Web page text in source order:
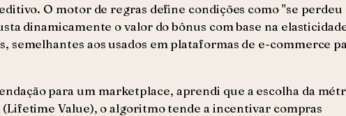
O motor de regras define condições como "se perdeu
dinamicamente o valor do bônus com base na
semelhantes aos usados em plataformas de e-commerce
para um marketplace, aprendi que a escolha da
Value), o algoritmo tende a incentivar compras